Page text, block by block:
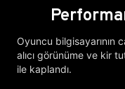
Oyuncu bilgisayarının
alıcı görünüme ve kir
ile kaplandı.